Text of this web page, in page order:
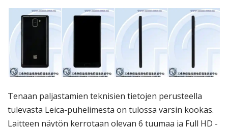
Tenaan paljastamien teknisien tietojen perusteella
tulevasta Leica-puhelimesta on tulossa varsin kookas.
Laitteen näytön kerrotaan olevan 6 tuumaa ja Full HD -